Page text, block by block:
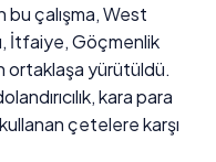
bu çalışma, West
İtfaiye, Göçmenlik
ortaklaşa yürütüldü.
kara para
kullanan çetelere karşı